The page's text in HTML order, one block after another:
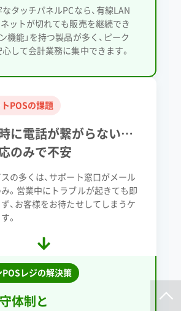
タッチパネルPCなら、有線LAN
ットが切れても販売を継続でき
機能」を持つ製品が多く、ピーク
して会計業務に集中できます。
POSの課題
時に電話が繋がらない…
のみで不安
の多くは、サポート窓口がメール
。営業中にトラブルが起きても即
、お客様をお待たせしてしまうケ
。
POSレジの解決策
体制と